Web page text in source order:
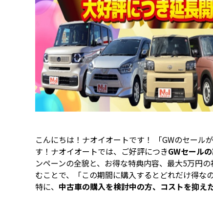
こんにちは！ナオイオートです！ 「GWのセー
す！ナオイオートでは、ご好評につきGWセール
ンペーンの全貌と、お得な特典内容、最大5万円
むことで、「この期間に購入するとどれだけ得な
特に、 中古車の購入を検討中の方、コストを抑え